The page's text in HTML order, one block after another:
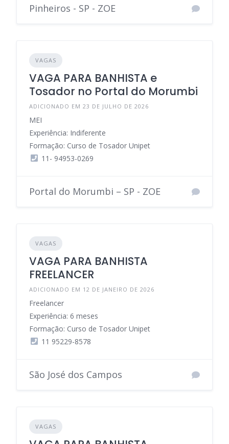
Pinheiros - SP - ZOE
VAGAS
VAGA PARA BANHISTA e
Tosador no Portal do Morumbi
ADICIONADO EM 23 DE JULHO DE 2026
MEI
Experiência: Indiferente
Formação: Curso de Tosador Unipet
11- 94953-0269
Portal do Morumbi – SP - ZOE
VAGAS
VAGA PARA BANHISTA
FREELANCER
ADICIONADO EM 12 DE JANEIRO DE 2026
Freelancer
Experiência: 6 meses
Formação: Curso de Tosador Unipet
11 95229-8578
São José dos Campos
VAGAS